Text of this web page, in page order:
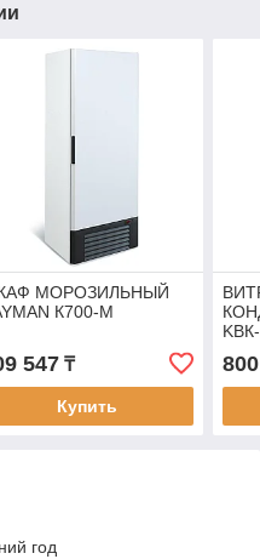
МОРОЗИЛЬНЫЙ
К700-М
547₸
Купить
год